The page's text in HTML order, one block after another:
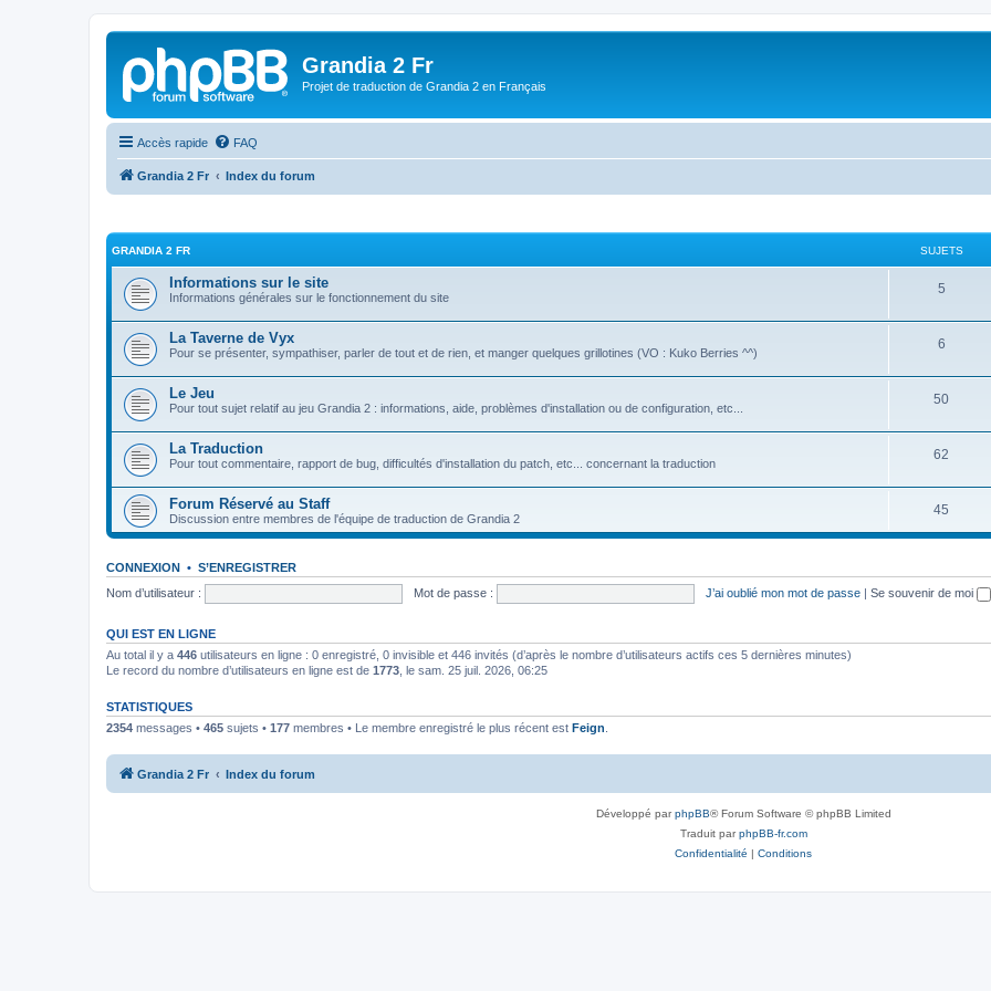
Grandia 2 Fr
Projet de traduction de Grandia 2 en Français
Accès rapide FAQ
Grandia 2 Fr Index du forum
GRANDIA 2 FR SUJETS
Informations sur le site
Informations générales sur le fonctionnement du site
5
La Taverne de Vyx
Pour se présenter, sympathiser, parler de tout et de rien, et manger quelques grillotines (VO : Kuko Berries ^^)
6
Le Jeu
Pour tout sujet relatif au jeu Grandia 2 : informations, aide, problèmes d'installation ou de configuration, etc...
50
La Traduction
Pour tout commentaire, rapport de bug, difficultés d'installation du patch, etc... concernant la traduction
62
Forum Réservé au Staff
Discussion entre membres de l'équipe de traduction de Grandia 2
45
CONNEXION • S’ENREGISTRER
Nom d’utilisateur :
Mot de passe : J’ai oublié mon mot de passe | Se souvenir de moi
QUI EST EN LIGNE
Au total il y a 446 utilisateurs en ligne : 0 enregistré, 0 invisible et 446 invités (d’après le nombre d’utilisateurs actifs ces 5 dernières minutes)
Le record du nombre d’utilisateurs en ligne est de 1773 , le sam. 25 juil. 2026, 06:25
STATISTIQUES
2354 messages • 465 sujets • 177 membres • Le membre enregistré le plus récent est Feign
Grandia 2 Fr Index du forum
Développé parphpBB® Forum Software © phpBB Limited
Traduit parphpBB-fr.com
Confidentialité | Conditions